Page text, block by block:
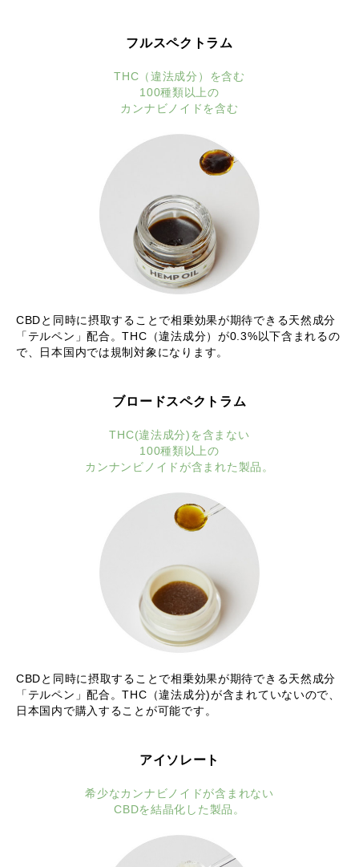
フルスペクトラム
THC（違法成分）を含む
100種類以上の
カンナビノイドを含む
CBDと同時に摂取することで相乗効果が期待できる天然成分
「テルペン」配合。THC（違法成分）が0.3%以下含まれるの
で、日本国内では規制対象になります。
ブロードスペクトラム
THC(違法成分)を含まない
100種類以上の
カンナンビノイドが含まれた製品。
CBDと同時に摂取することで相乗効果が期待できる天然成分
「テルペン」配合。THC（違法成分)が含まれていないので、
日本国内で購入することが可能です。
アイソレート
希少なカンナビノイドが含まれない
CBDを結晶化した製品。